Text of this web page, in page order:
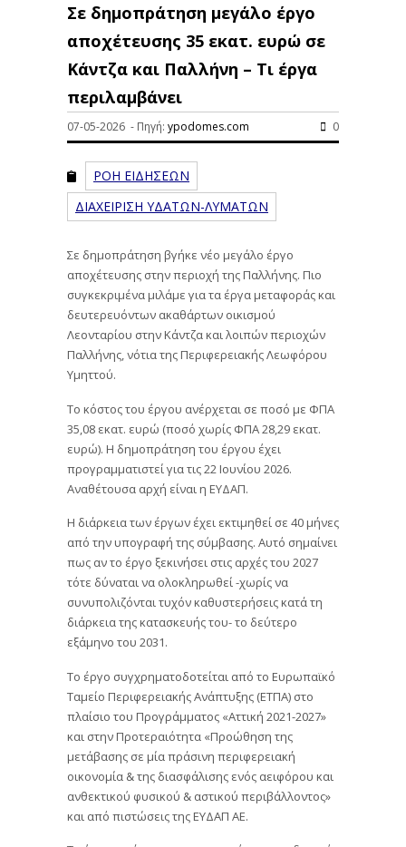
Σε δημοπράτηση μεγάλο έργο
αποχέτευσης 35 εκατ. ευρώ σε
Κάντζα και Παλλήνη – Τι έργα
περιλαμβάνει
07-05-2026 - Πηγή: ypodomes.com 0
ΡΟΗ ΕΙΔΗΣΕΩΝ
ΔΙΑΧΕΙΡΙΣΗ ΥΔΑΤΩΝ-ΛΥΜΑΤΩΝ
Σε δημοπράτηση βγήκε νέο μεγάλο έργο
αποχέτευσης στην περιοχή της Παλλήνης. Πιο
συγκεκριμένα μιλάμε για τα έργα μεταφοράς και
δευτερευόντων ακαθάρτων οικισμού
Λεονταρίου στην Κάντζα και λοιπών περιοχών
Παλλήνης, νότια της Περιφερειακής Λεωφόρου
Υμηττού.
Το κόστος του έργου ανέρχεται σε ποσό με ΦΠΑ
35,08 εκατ. ευρώ (ποσό χωρίς ΦΠΑ 28,29 εκατ.
ευρώ). Η δημοπράτηση του έργου έχει
προγραμματιστεί για τις 22 Ιουνίου 2026.
Αναθέτουσα αρχή είναι η ΕΥΔΑΠ.
Η διάρκεια των έργων έχει εκτιμηθεί σε 40 μήνες
από την υπογραφή της σύμβασης. Αυτό σημαίνει
πως αν το έργο ξεκινήσει στις αρχές του 2027
τότε δύναται να ολοκληρωθεί -χωρίς να
συνυπολιζόνται τυχόν καθυστερήσεις κατά τη
διάρκεια της κατασκευής του- το δεύτερο
εξάμηνο του 2031.
Το έργο συγχρηματοδοτείται από το Ευρωπαϊκό
Ταμείο Περιφερειακής Ανάπτυξης (ΕΤΠΑ) στο
πλαίσιο του Προγράμματος «Αττική 2021-2027»
και στην Προτεραιότητα «Προώθηση της
μετάβασης σε μία πράσινη περιφερειακή
οικονομία & της διασφάλισης ενός αειφόρου και
ανθεκτικού φυσικού & αστικού περιβάλλοντος»
και από πιστώσεις της ΕΥΔΑΠ ΑΕ.